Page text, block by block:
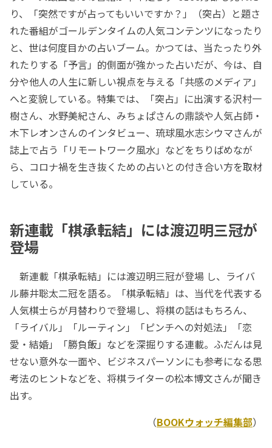
り、「突然ですが占ってもいいですか？」（突占）と題さ
れた番組がゴールデンタイムの人気コンテンツになったり
と、世は何度目かの占いブーム。かつては、当たったり外
れたりする「予言」的側面が強かった占いだが、今は、自
分や他人の人生に新しい視点を与える「共感のメディア」
へと変貌している。特集では、「突占」に出演する沢村一
樹さん、水野美紀さん、みちょぱさんの鼎談や人気占師・
木下レオンさんのインタビュー、琉球風水志シウマさんが
誌上で占う「リモートワーク風水」などをちりばめなが
ら、コロナ禍を生き抜くための占いとの付き合い方を取材
している。
新連載「棋承転結」には渡辺明三冠が
登場
新連載「棋承転結」には渡辺明三冠が登場 し、ライバ
ル藤井聡太二冠を語る。「棋承転結」は、当代を代表する
人気棋士らが月替わりで登場し、将棋の話はもちろん、
「ライバル」「ルーティン」「ピンチへの対処法」「恋
愛・結婚」「勝負飯」などを深掘りする連載。ふだんは見
せない意外な一面や、ビジネスパーソンにも参考になる思
考法のヒントなどを、将棋ライターの松本博文さんが聞き
出す。
（BOOKウォッチ編集部）